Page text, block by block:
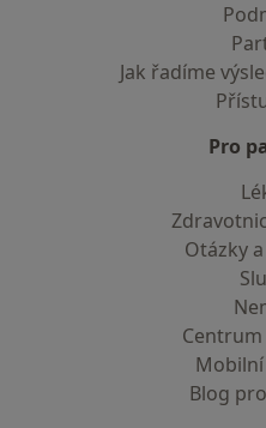
Jak řadíme
Pro
Otázky
Blog